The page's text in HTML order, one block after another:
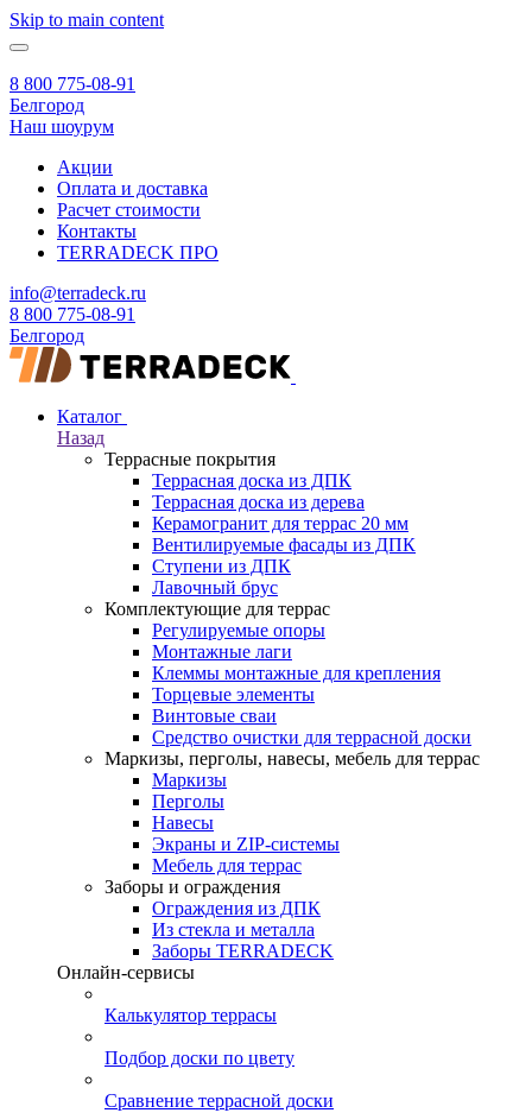
Skip to main content
8 800 775-08-91
Белгород
Наш шоурум
Акции
Оплата и доставка
Расчет стоимости
Контакты
TERRADECK ПРО
info@terradeck.ru
8 800 775-08-91
Белгород
Каталог
Назад
Террасные покрытия
Террасная доска из ДПК
Террасная доска из дерева
Керамогранит для террас 20 мм
Вентилируемые фасады из ДПК
Ступени из ДПК
Лавочный брус
Комплектующие для террас
Регулируемые опоры
Монтажные лаги
Клеммы монтажные для крепления
Торцевые элементы
Винтовые сваи
Средство очистки для террасной доски
Маркизы, перголы, навесы, мебель для террас
Маркизы
Перголы
Навесы
Экраны и ZIP-системы
Мебель для террас
Заборы и ограждения
Ограждения из ДПК
Из стекла и металла
Заборы TERRADECK
Онлайн-сервисы
Калькулятор террасы
Подбор доски по цвету
Сравнение террасной доски